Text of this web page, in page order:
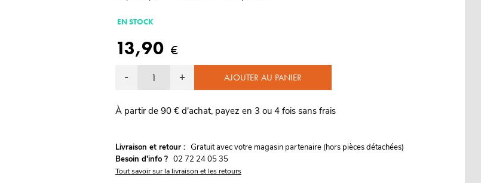
EN STOCK
13,90 €
- + AJOUTER AU PANIER
À partir de 90 € d'achat, payez en 3 ou 4 fois sans frais
Livraison et retour : Gratuit avec votre magasin partenaire (hors pièces détachées)
Besoin d'info ? 02 72 24 05 35
Tout savoir sur la livraison et les retours